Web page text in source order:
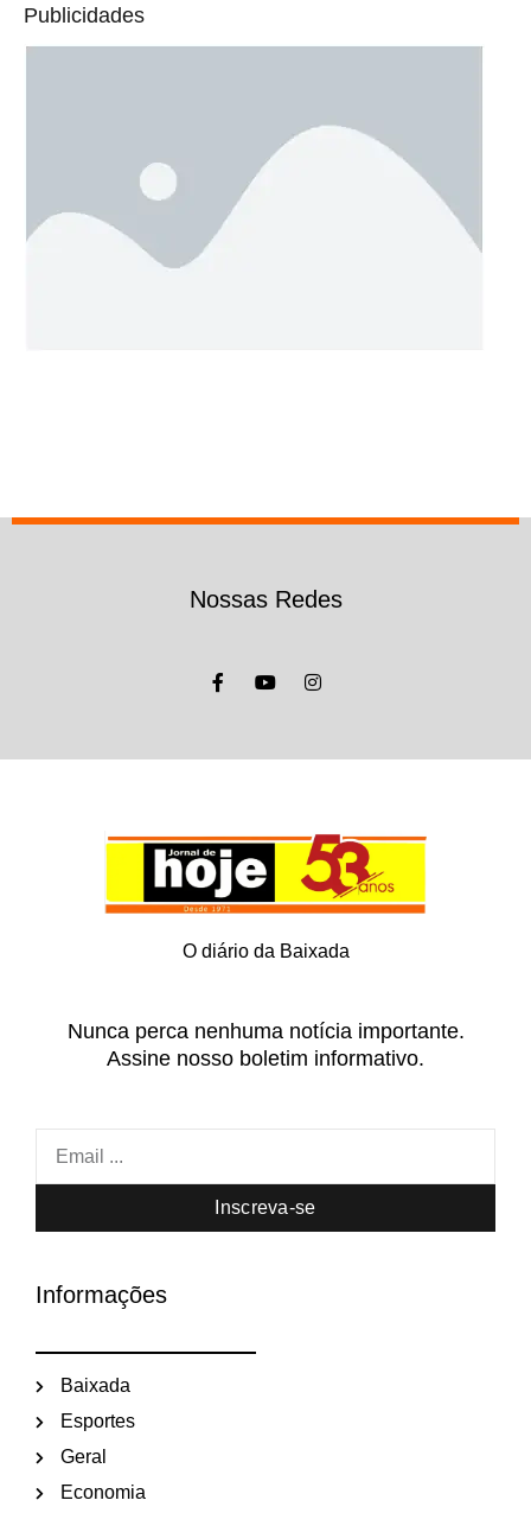
Publicidades
Nossas Redes
O diário da Baixada
Nunca perca nenhuma notícia importante.
Assine nosso boletim informativo.
Inscreva-se
Informações
Baixada
Esportes
Geral
Economia